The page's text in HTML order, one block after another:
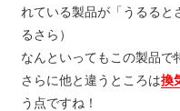
れている製品が「うるると
るさら）
なんといってもこの製品で
さらに他と違うところは換
う点ですね！